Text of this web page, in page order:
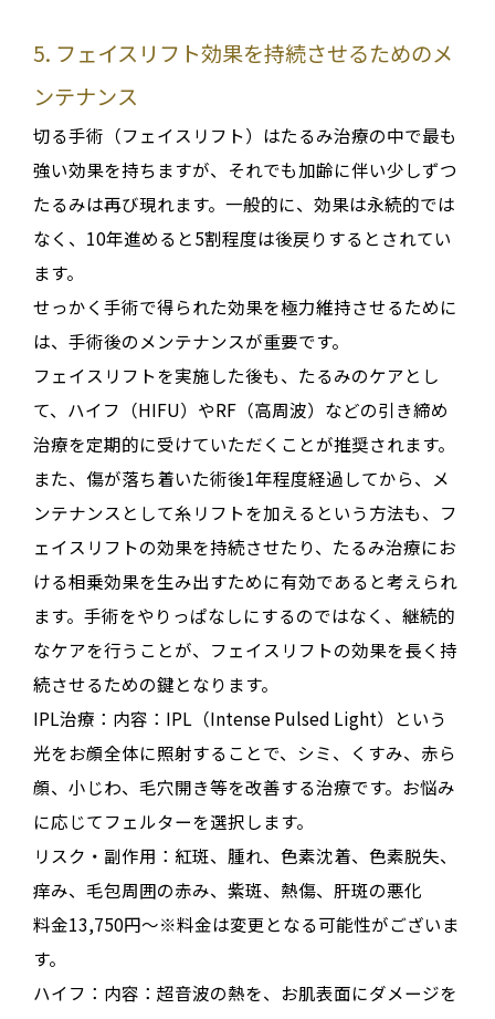
5. フェイスリフト効果を持続させるためのメ
ンテナンス
切る手術（フェイスリフト）はたるみ治療の中で最も
強い効果を持ちますが、それでも加齢に伴い少しずつ
たるみは再び現れます。一般的に、効果は永続的では
なく、10年進めると5割程度は後戻りするとされてい
ます。
せっかく手術で得られた効果を極力維持させるために
は、手術後のメンテナンスが重要です。
フェイスリフトを実施した後も、たるみのケアとし
て、ハイフ（HIFU）やRF（高周波）などの引き締め
治療を定期的に受けていただくことが推奨されます。
また、傷が落ち着いた術後1年程度経過してから、メ
ンテナンスとして糸リフトを加えるという方法も、フ
ェイスリフトの効果を持続させたり、たるみ治療にお
ける相乗効果を生み出すために有効であると考えられ
ます。手術をやりっぱなしにするのではなく、継続的
なケアを行うことが、フェイスリフトの効果を長く持
続させるための鍵となります。
IPL治療：内容： IPL（Intense Pulsed Light）という
光をお顔全体に照射することで、シミ、くすみ、赤ら
顔、小じわ、毛穴開き等を改善する治療です。お悩み
に応じてフェルターを選択します。
リスク・副作用： 紅斑、腫れ、色素沈着、色素脱失、
痒み、毛包周囲の赤み、紫斑、熱傷、肝斑の悪化
料金13,750円～※料金は変更となる可能性がございま
す。
ハイフ：内容： 超音波の熱を、お肌表面にダメージを